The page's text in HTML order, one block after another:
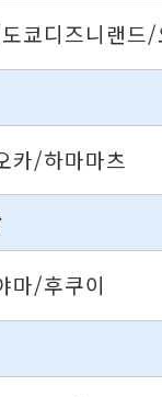
쿄디즈니랜드/
카/하마마츠
마/후쿠이